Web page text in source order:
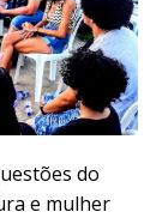
do
e mulher